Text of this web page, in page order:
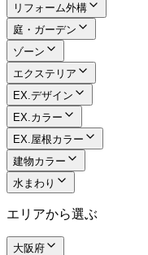
リフォーム外構
庭・ガーデン
ゾーン
エクステリア
EX.デザイン
EX.カラー
EX.屋根カラー
建物カラー
水まわり
エリアから選ぶ
大阪府